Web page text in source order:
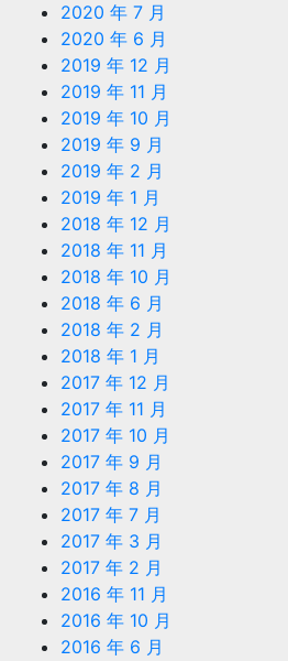
2020 年 7 月
2020 年 6 月
2019 年 12 月
2019 年 11 月
2019 年 10 月
2019 年 9 月
2019 年 2 月
2019 年 1 月
2018 年 12 月
2018 年 11 月
2018 年 10 月
2018 年 6 月
2018 年 2 月
2018 年 1 月
2017 年 12 月
2017 年 11 月
2017 年 10 月
2017 年 9 月
2017 年 8 月
2017 年 7 月
2017 年 3 月
2017 年 2 月
2016 年 11 月
2016 年 10 月
2016 年 6 月